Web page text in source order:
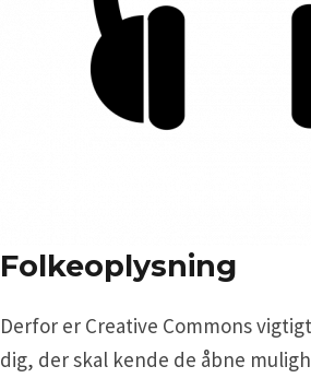
Folkeoplysning
Derfor er Creative Commons
dig, der skal kende de åbne